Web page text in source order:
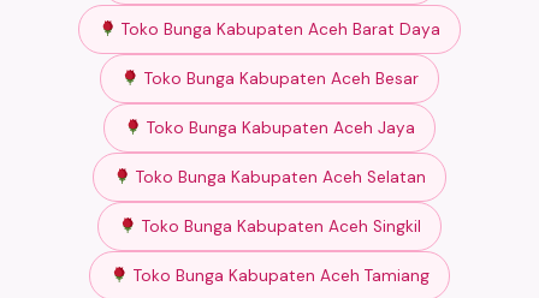
Toko Bunga Kabupaten Aceh Barat Daya
Toko Bunga Kabupaten Aceh Besar
Toko Bunga Kabupaten Aceh Jaya
Toko Bunga Kabupaten Aceh Selatan
Toko Bunga Kabupaten Aceh Singkil
Toko Bunga Kabupaten Aceh Tamiang